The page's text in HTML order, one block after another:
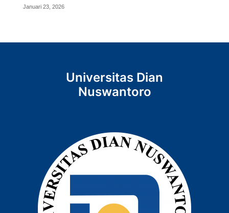
Januari 23, 2026
Universitas Dian
Nuswantoro